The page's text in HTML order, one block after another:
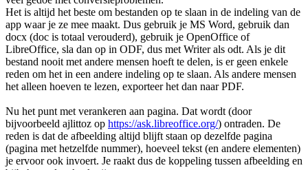
Het is altijd het beste om bestanden op te slaan in de indeling van de
app waar je ze mee maakt. Dus gebruik je MS Word, gebruik dan
docx (doc is totaal verouderd), gebruik je OpenOffice of
LibreOffice, sla dan op in ODF, dus met Writer als odt. Als je dit
bestand nooit met andere mensen hoeft te delen, is er geen enkele
reden om het in een andere indeling op te slaan. Als andere mensen
het alleen hoeven te lezen, exporteer het dan naar PDF.
Nu het punt met verankeren aan pagina. Dat wordt (door
bijvoorbeeld ajlittoz op https://ask.libreoffice.org/) ontraden. De
reden is dat de afbeelding altijd blijft staan op dezelfde pagina
(pagina met hetzelfde nummer), hoeveel tekst (en andere elementen)
je ervoor ook invoert. Je raakt dus de koppeling tussen afbeelding en